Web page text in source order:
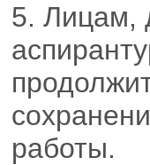
5. Лицам,
работы.